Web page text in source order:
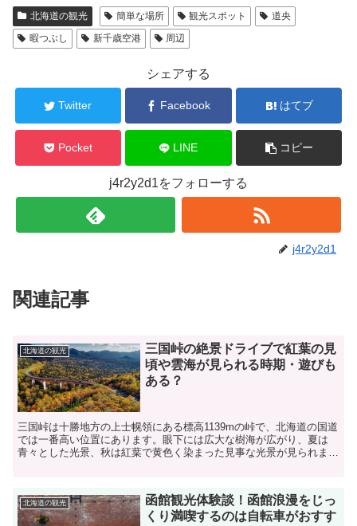
北海道の観光 簡単な場所 観光スポット
道央
暇つぶし
新千歳空港 周辺
シェアする
Twitter Facebook はてブ
Pocket LINE コピー
j4r2y2d1をフォローする
j4r2y2d1
関連記事
北海道の観光
三国峠の絶景ドライブで紅葉の見
頃や雲海が見られる時期・遊びも
ある？
三国峠は十勝地方の上士幌領にある標高1139mの峠で、北海道の国道
では一番高い位置にあります。眼下には広大な樹海が広がり、夏は
青々とした光景、秋は紅葉で黄色く染まった見事な光景が見られま
北海道の観光
函館観光体験談！函館浪漫をじっ
くり満喫するのは自転車がおすす